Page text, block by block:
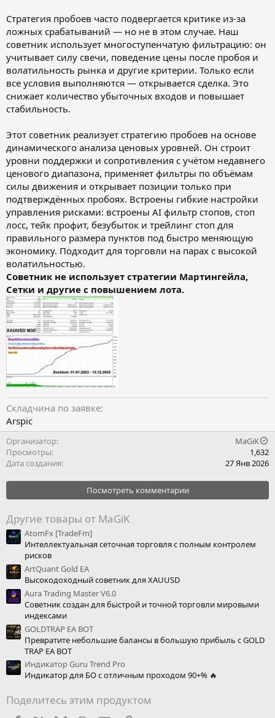
Стратегия пробоев часто подвергается критике из-за
ложных срабатываний — но не в этом случае. Наш
советник использует многоступенчатую фильтрацию: он
учитывает силу свечи, поведение цены после пробоя и
волатильность рынка и другие критерии. Только если
все условия выполняются — открывается сделка. Это
снижает количество убыточных входов и повышает
стабильность.
Этот советник реализует стратегию пробоев на основе
динамического анализа ценовых уровней. Он строит
уровни поддержки и сопротивления с учётом недавнего
ценового диапазона, применяет фильтры по объёмам
силы движения и открывает позиции только при
подтверждённых пробоях. Встроены гибкие настройки
управления рисками: встроены AI фильтр стопов, стоп
лосс, тейк профит, безубыток и трейлинг стоп для
правильного размера пунктов под быстро меняющую
экономику. Подходит для торговли на парах с высокой
волатильностью.
Советник не использует стратегии Мартингейла,
Сетки и другие с повышением лота.
Складчина по заявке
Arspic
Организатор
MaGiK
Просмотры
1,632
Дата создания
27 Янв 2026
Посмотреть комментарии
Другие товары от MaGiK
AtomFx [TradeFm]
Интеллектуальная сеточная торговля с полным контролем
рисков
ArtQuant Gold EA
Высокодоходный советник для XAUUSD
Aura Trading Master V6.0
Советник создан для быстрой и точной торговли мировыми
индексами
GOLDTRAP EA BOT
Превратите небольшие балансы в большую прибыль с GOLD
TRAP EA BOT
Индикатор Guru Trend Pro
Индикатор для БО с отличным проходом 90+% 🔥
Поделитесь этим продуктом